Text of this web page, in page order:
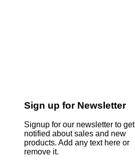
Sign up for Newsletter
Signup for our newsletter to get
notified about sales and new
products. Add any text here or
remove it.